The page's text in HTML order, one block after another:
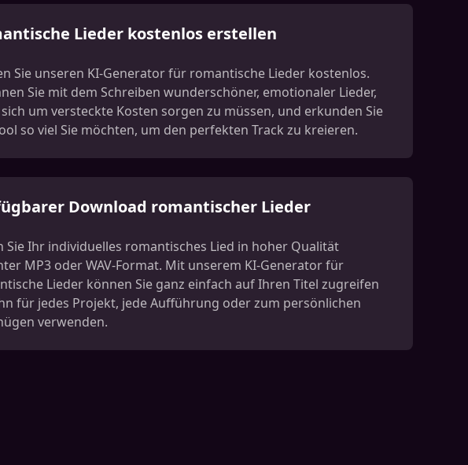
Lieder kostenlos erstellen
Sie unseren KI-Generator für romantische Lieder kostenlos.
Sie mit dem Schreiben wunderschöner, emotionaler Lieder,
um versteckte Kosten sorgen zu müssen, und erkunden Sie
so viel Sie möchten, um den perfekten Track zu kreieren.
Download romantischer Lieder
Sie Ihr individuelles romantisches Lied in hoher Qualität
MP3 oder WAV-Format. Mit unserem KI-Generator für
Lieder können Sie ganz einfach auf Ihren Titel zugreifen
für jedes Projekt, jede Aufführung oder zum persönlichen
verwenden.